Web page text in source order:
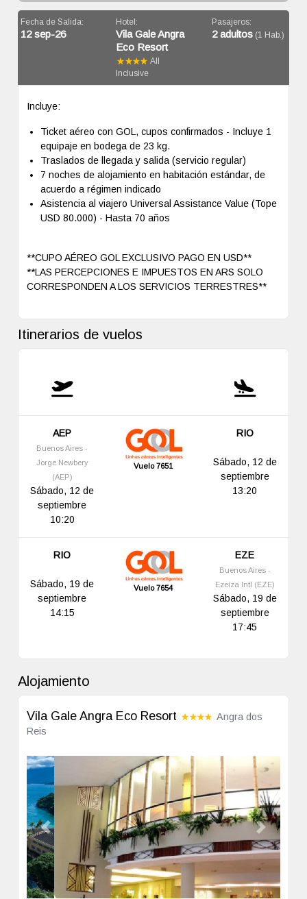
Fecha de Salida:
12 sep-26
Hotel:
Vila Gale Angra
Eco Resort
All
Inclusive
Pasajeros:
2 adultos(1 Hab.)
Incluye:
Ticket aéreo con GOL, cupos confirmados - Incluye 1
equipaje en bodega de 23 kg.
Traslados de llegada y salida (servicio regular)
7 noches de alojamiento en habitación estándar, de
acuerdo a régimen indicado
Asistencia al viajero Universal Assistance Value (Tope
USD 80.000) - Hasta 70 años
**CUPO AÉREO GOL EXCLUSIVO PAGO EN USD**
**LAS PERCEPCIONES E IMPUESTOS EN ARS SOLO
CORRESPONDEN A LOS SERVICIOS TERRESTRES**
Itinerarios de vuelos
AEP
Buenos Aires -
Jorge Newbery
(AEP)
Sábado, 12 de
septiembre
10:20
Vuelo 7651
RIO
Sábado, 12 de
septiembre
13:20
RIO
Sábado, 19 de
septiembre
14:15
Vuelo 7654
EZE
Buenos Aires -
Ezeiza Intl (EZE)
Sábado, 19 de
septiembre
17:45
Alojamiento
Vila Gale Angra Eco Resort
Angra dos
Reis
Previous Next